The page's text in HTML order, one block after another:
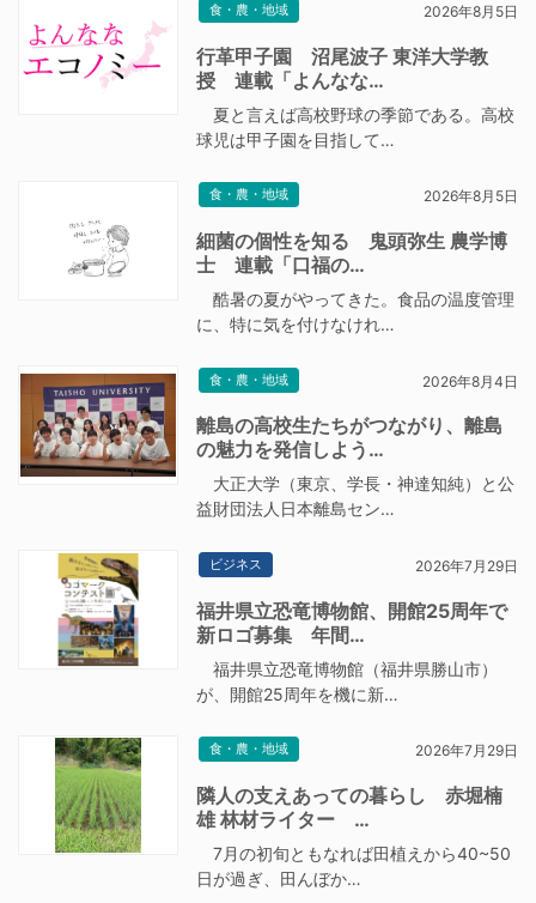
食・農・地域 2026年8月5日
行革甲子園 沼尾波子 東洋大学教
授 連載「よんなな…
夏と言えば高校野球の季節である。高校
球児は甲子園を目指して…
食・農・地域 2026年8月5日
細菌の個性を知る 鬼頭弥生 農学博
士 連載「口福の…
酷暑の夏がやってきた。食品の温度管理
に、特に気を付けなけれ…
食・農・地域 2026年8月4日
離島の高校生たちがつながり、離島
の魅力を発信しよう…
大正大学（東京、学長・神達知純）と公
益財団法人日本離島セン…
ビジネス 2026年7月29日
福井県立恐竜博物館、開館25周年で
新ロゴ募集 年間…
福井県立恐竜博物館（福井県勝山市）
が、開館25周年を機に新…
食・農・地域 2026年7月29日
隣人の支えあっての暮らし 赤堀楠
雄 林材ライター …
7月の初旬ともなれば田植えから40~50
日が過ぎ、田んぼか…